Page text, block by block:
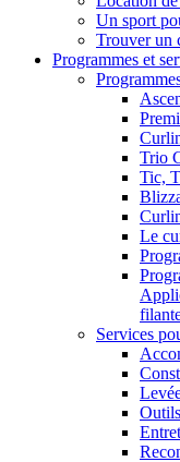
Un sport
Trouver un
Programmes et
Trio
Tic,
Le
Services